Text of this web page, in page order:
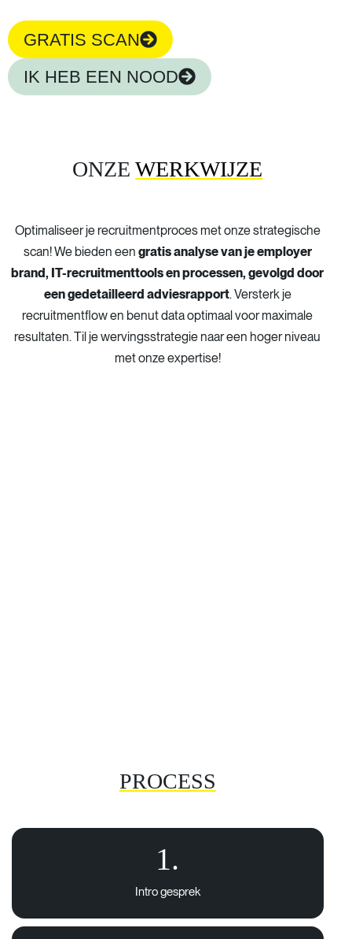
GRATIS SCAN
IK HEB EEN NOOD
ONZEWERKWIJZE
Optimaliseer je recruitmentproces met onze strategische
scan! We bieden een gratis analyse van je employer
brand, IT-recruitmenttools en processen, gevolgd door
een gedetailleerd adviesrapport. Versterk je
recruitmentflow en benut data optimaal voor maximale
resultaten. Til je wervingsstrategie naar een hoger niveau
met onze expertise!
PROCESS
1.
Introgesprek